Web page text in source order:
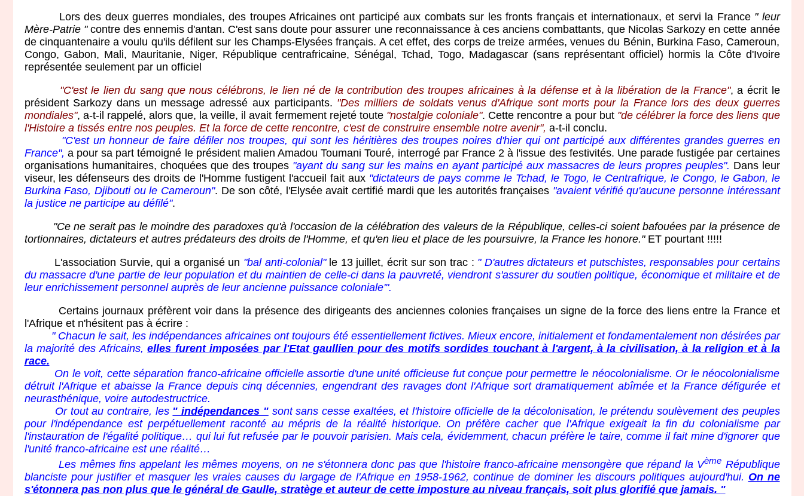
Lors des deux guerres mondiales, des troupes Africaines ont participé aux combats sur les fronts français et internationaux, et servi la France " leur
Mère-Patrie "contre des ennemis d'antan. C'est sans doute pour assurer une reconnaissance à ces anciens combattants, que Nicolas Sarkozy en cette année
de cinquantenaire a voulu qu'ils défilent sur les Champs-Elysées français. A cet effet, des corps de treize armées, venues du Bénin, Burkina Faso, Cameroun,
Congo, Gabon, Mali, Mauritanie, Niger, République centrafricaine, Sénégal, Tchad, Togo, Madagascar (sans représentant officiel) hormis la Côte d'Ivoire
représentée seulement par un officiel
"C'est le lien du sang que nous célébrons, le lien né de la contribution des troupes africaines à la défense et à la libération de la France", a écrit le
président Sarkozy dans un message adressé aux participants. "Des milliers de soldats venus d'Afrique sont morts pour la France lors des deux guerres
mondiales", a-t-il rappelé, alors que, la veille, il avait fermement rejeté toute "nostalgie coloniale". Cette rencontre a pour but "de célébrer la force des liens que
l'Histoire a tissés entre nos peuples. Et la force de cette rencontre, c'est de construire ensemble notre avenir", a-t-il conclu.
"C'est un honneur de faire défiler nos troupes, qui sont les héritières des troupes noires d'hier qui ont participé aux différentes grandes guerres en
France", a pour sa part témoigné le président malien Amadou Toumani Touré, interrogé par France 2 à l'issue des festivités. Une parade fustigée par certaines
organisations humanitaires, choquées que des troupes "ayant du sang sur les mains en ayant participé aux massacres de leurs propres peuples". Dans leur
viseur, les défenseurs des droits de l'Homme fustigent l'accueil fait aux "dictateurs de pays comme le Tchad, le Togo, le Centrafrique, le Congo, le Gabon, le
Burkina Faso, Djibouti ou le Cameroun". De son côté, l'Elysée avait certifié mardi que les autorités françaises "avaient vérifié qu'aucune personne intéressant
la justice ne participe au défilé".
"Ce ne serait pas le moindre des paradoxes qu'à l'occasion de la célébration des valeurs de la République, celles-ci soient bafouées par la présence de
tortionnaires, dictateurs et autres prédateurs des droits de l'Homme, et qu'en lieu et place de les poursuivre, la France les honore."ET pourtant !!!!!
L'association Survie, qui a organisé un "bal anti-colonial"le 13 juillet, écrit sur son trac : " D'autres dictateurs et putschistes, responsables pour certains
du massacre d'une partie de leur population et du maintien de celle-ci dans la pauvreté, viendront s'assurer du soutien politique, économique et militaire et de
leur enrichissement personnel auprès de leur ancienne puissance coloniale'".
Certains journaux préfèrent voir dans la présence des dirigeants des anciennes colonies françaises un signe de la force des liens entre la France et
l'Afrique et n'hésitent pas à écrire :
" Chacun le sait, les indépendances africaines ont toujours été essentiellement fictives. Mieux encore, initialement et fondamentalement non désirées par
la majorité des Africains,elles furent imposées par l'Etat gaullien pour des motifs sordides touchant à l'argent, à la civilisation, à la religion et à la
race.
On le voit, cette séparation franco-africaine officielle assortie d'une unité officieuse fut conçue pour permettre le néocolonialisme. Or le néocolonialisme
détruit l'Afrique et abaisse la France depuis cinq décennies, engendrant des ravages dont l'Afrique sort dramatiquement abîmée et la France défigurée et
neurasthénique, voire autodestructrice.
Or tout au contraire, les " indépendances "sont sans cesse exaltées, et l'histoire officielle de la décolonisation, le prétendu soulèvement des peuples
pour l'indépendance est perpétuellement raconté au mépris de la réalité historique. On préfère cacher que l'Afrique exigeait la fin du colonialisme par
l'instauration de l'égalité politique… qui lui fut refusée par le pouvoir parisien. Mais cela, évidemment, chacun préfère le taire, comme il fait mine d'ignorer que
l'unité franco-africaine est une réalité…
Les mêmes fins appelant les mêmes moyens, on ne s'étonnera donc pas que l'histoire franco-africaine mensongère que répand la Vème République
blanciste pour justifier et masquer les vraies causes du largage de l'Afrique en 1958-1962, continue de dominer les discours politiques aujourd'hui. On ne
s'étonnera pas non plus que le général de Gaulle, stratège et auteur de cette imposture au niveau français, soit plus glorifié que jamais. "